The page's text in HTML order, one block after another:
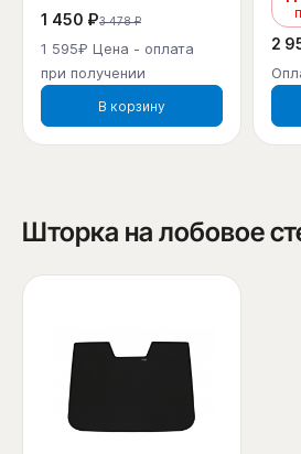
1 450 ₽3 478 ₽
1 595₽ Цена - оплата
при получении
В корзину
2
Шторка на лобовое